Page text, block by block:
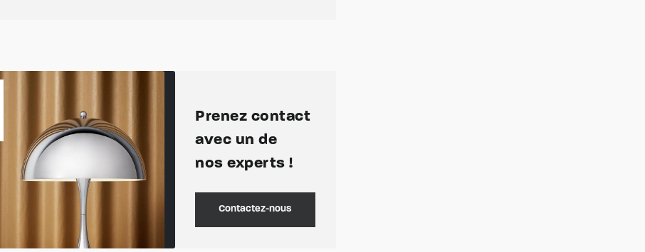
Prenez contact
avec un de
nos experts !
Contactez-nous